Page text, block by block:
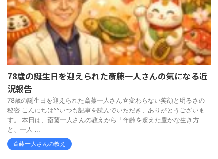
78歳の誕生日を迎えられた斎藤一人さんの気になる近
況報告
78歳の誕生日を迎えられた斎藤一人さん☆変わらない笑顔と明るさの
秘密 こんにちは^^いつも記事を読んでいただき、ありがとうございま
す。 本日は、斎藤一人さんの教えから「年齢を超えた豊かな生き方
と、一人 ...
斎藤一人さんの教え